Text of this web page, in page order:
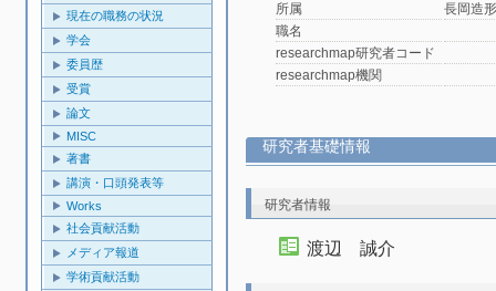
現在の職務の状況
学会
委員歴
受賞
論文
MISC
著書
講演・口頭発表等
Works
社会貢献活動
メディア報道
学術貢献活動
所属
長岡造
職名
researchmap研究者コード
researchmap機関
研究者基礎情報
研究者情報
渡辺 誠介